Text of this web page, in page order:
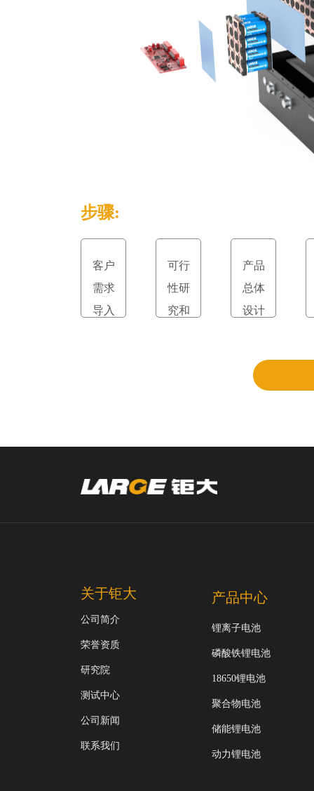
步骤:
客户
需求
导入
可行
性研
究和
产品
总体
设计
关于钜大
公司简介
荣誉资质
研究院
测试中心
公司新闻
联系我们
产品中心
锂离子电池
磷酸铁锂电池
18650锂电池
聚合物电池
储能锂电池
动力锂电池